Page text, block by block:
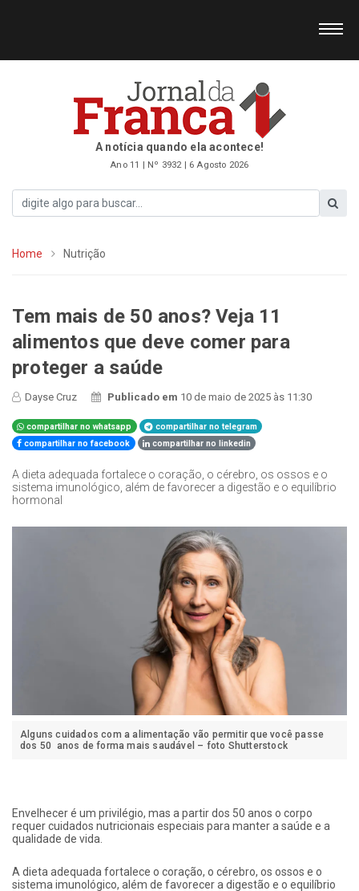
A notícia quando ela acontece!
Ano 11 | Nº 3932 | 6 Agosto 2026
Home Nutrição
Tem mais de 50 anos? Veja 11
alimentos que deve comer para
proteger a saúde
Dayse Cruz Publicado em 10 de maio de 2025 às 11:30
compartilhar no whatsapp
compartilhar no telegram
compartilhar no facebook
compartilhar no linkedin
A dieta adequada fortalece o coração, o cérebro, os ossos e o
sistema imunológico, além de favorecer a digestão e o equilíbrio
hormonal
Alguns cuidados com a alimentação vão permitir que você passe
dos 50 anos de forma mais saudável – foto Shutterstock
Envelhecer é um privilégio, mas a partir dos 50 anos o corpo
requer cuidados nutricionais especiais para manter a saúde e a
qualidade de vida.
A dieta adequada fortalece o coração, o cérebro, os ossos e o
sistema imunológico, além de favorecer a digestão e o equilíbrio